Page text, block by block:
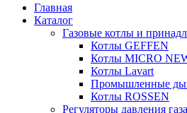
Главная
Каталог
Газовые котлы и
Котлы GEFFEN
Котлы MICRO
Котлы Lavart
Промышленные
Котлы ROSSEN
Регуляторы давления газа